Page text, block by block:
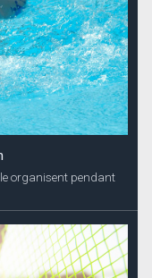
organisent pendant